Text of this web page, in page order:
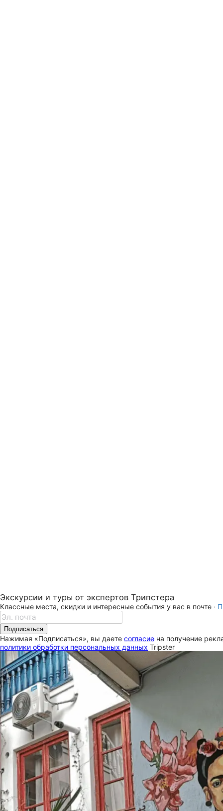
Экскурсии и туры от экспертов Трипстера
Классные места, скидки и интересные события у вас в почте ·
Подписаться
Нажимая «Подписаться», вы даете согласие на получение
политики обработки персональных данных Tripster